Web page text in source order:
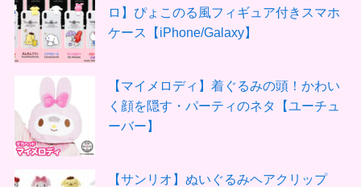
ロ】ぴょこのる風フィギュア付きスマホ
ケース【iPhone/Galaxy】
【マイメロディ】着ぐるみの頭！かわい
く顔を隠す・パーティのネタ【ユーチュ
ーバー】
【サンリオ】ぬいぐるみヘアクリップ